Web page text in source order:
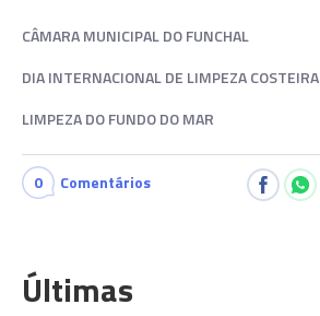
CÂMARA MUNICIPAL DO FUNCHAL
DIA INTERNACIONAL DE LIMPEZA COSTEIRA
LIMPEZA DO FUNDO DO MAR
0 Comentários
Últimas